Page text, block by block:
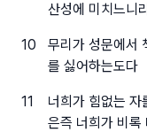
산성에 미치느니
10
무리가 성문에서
를 싫어하는도다
11
너희가 힘없는 자
은즉 너희가 비록